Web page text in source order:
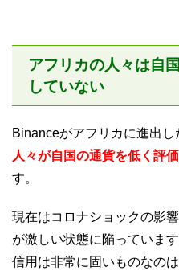
アフリカの人々は自
していない
Binanceがアフリカに進出し
人々が自国の通貨を低く評
す。
現在はコロナショックの影
が激しい状態に陥っていま
信用は非常に固いものなのは